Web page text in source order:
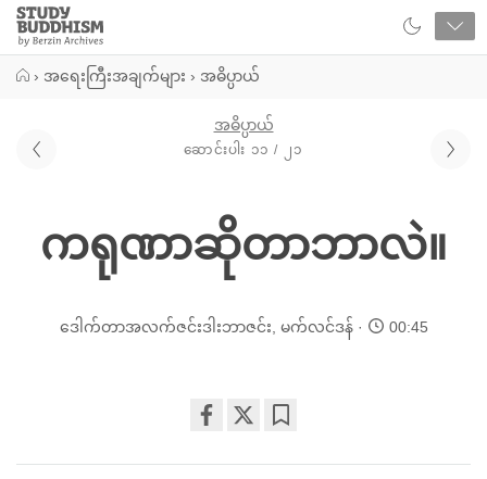
Close
Study
Buddhism
› အရေးကြီးအချက်များ › အဓိပ္ပာယ်
အဓိပ္ပာယ်
ဆောင်းပါး ၁၁ / ၂၁
ကရုဏာဆိုတာဘာလဲ။
ဒေါက်တာအလက်ဇင်းဒါးဘာဇင်း မက်လင်ဒန် 00:45
on